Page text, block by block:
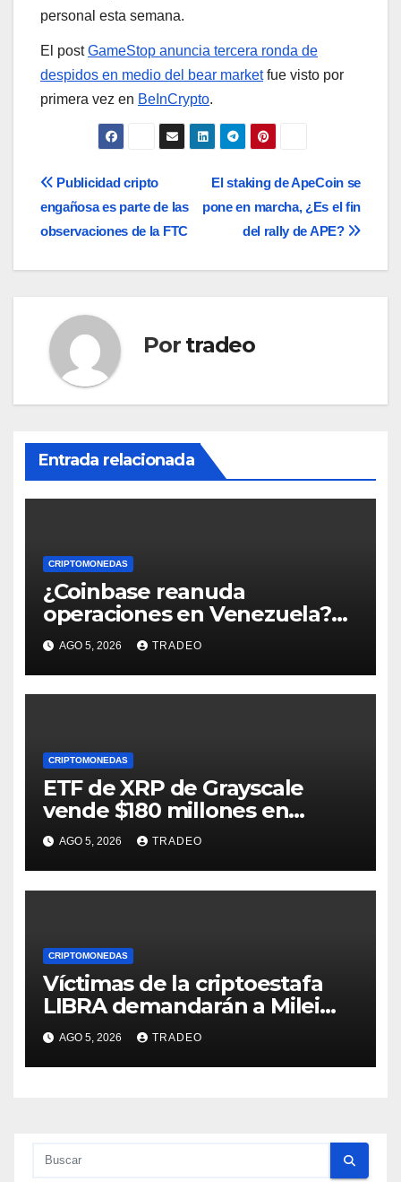
personal esta semana.
El postGameStop anuncia tercera ronda de
despidos en medio del bear marketfue visto por
primera vez en BeInCrypto.
Navegación
de
entradas
El staking de ApeCoin se
pone en marcha, ¿Es el fin
del rally de APE?
Publicidad cripto
engañosa es parte de las
observaciones de la FTC
Por tradeo
Entrada relacionada
CRIPTOMONEDAS
¿Coinbase reanuda
operaciones en Venezuela?
Post críptico enciende el
debate
AGO 5, 2026 TRADEO
CRIPTOMONEDAS
ETF de XRP de Grayscale
vende $180 millones en
tokens tras grandes pérdidas
AGO 5, 2026 TRADEO
CRIPTOMONEDAS
Víctimas de la criptoestafa
LIBRA demandarán a Milei
por daños y perjuicios
AGO 5, 2026 TRADEO